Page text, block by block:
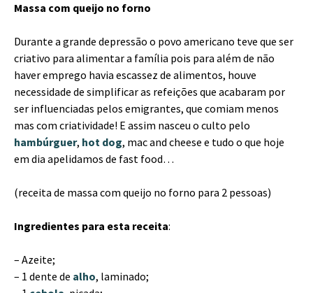
Massa com queijo no forno
Durante a grande depressão o povo americano teve que ser
criativo para alimentar a família pois para além de não
haver emprego havia escassez de alimentos, houve
necessidade de simplificar as refeições que acabaram por
ser influenciadas pelos emigrantes, que comiam menos
mas com criatividade! E assim nasceu o culto pelo
hambúrguer, hot dog, mac and cheese e tudo o que hoje
em dia apelidamos de fast food…
(receita de massa com queijo no forno para 2 pessoas)
Ingredientes para esta receita:
– Azeite;
– 1 dente de alho, laminado;